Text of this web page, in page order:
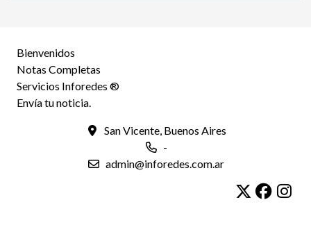
Bienvenidos
Notas Completas
Servicios Inforedes ®
Envía tu noticia.
San Vicente, Buenos Aires
-
admin@inforedes.com.ar